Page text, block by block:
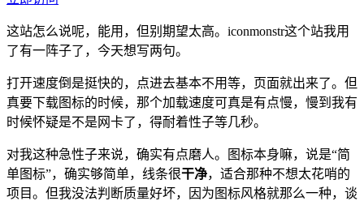
这站怎么说呢，能用，但别期望太高。iconmonstr这个站我用
了有一阵子了，今天想写两句。
打开速度倒是挺快的，点进去基本不用等，页面就出来了。但
真要下载图标的时候，那个加载速度可真是有点慢，慢到我有
时候怀疑是不是网卡了，得耐着性子等几秒。
对我这种急性子来说，确实有点磨人。图标本身嘛，说是“简
单图标”，确实够简单，线条很干净，适合那种不想太花哨的
项目。但我没法判断质量好坏，因为图标风格就那么一种，谈